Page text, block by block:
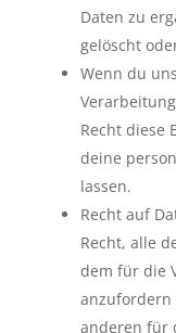
Daten zu
gelöscht
Wenn du
Recht diese
deine
lassen.
Recht auf
Recht, alle
dem für die
anzufordern
anderen für